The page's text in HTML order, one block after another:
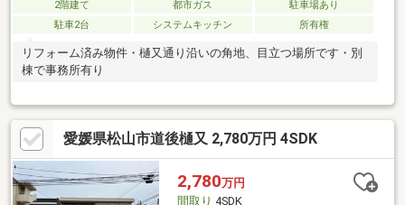
2階建て 都市ガス
駐車場あり
駐車2台
システムキッチン 所有権
リフォーム済み物件・樋又通り沿いの角地、目立つ場所です・別
棟で事務所有り
愛媛県松山市道後樋又 2,780万円 4SDK
2,780万円
間取り 4SDK